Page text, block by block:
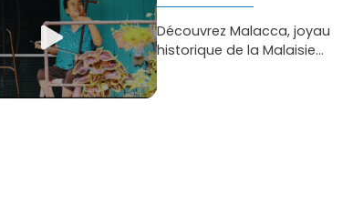
Découvrez Malacca, joyau
historique de la Malaisie...